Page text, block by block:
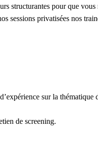
structurantes pour que vous
sessions privatisées nos
sur la thématique
de screening.